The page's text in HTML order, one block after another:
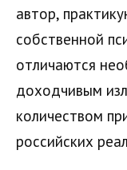
автор,
собственной
отличаются
доходчивым
количеством
российских